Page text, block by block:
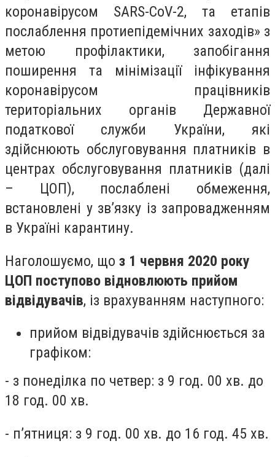
коронавірусом SARS-CoV-2, та етапів
послаблення протиепідемічних заходів» з
метою профілактики, запобігання
поширення та мінімізації інфікування
коронавірусом працівників
територіальних органів Державної
податкової служби України, які
здійснюють обслуговування платників в
центрах обслуговування платників (далі
– ЦОП), послаблені обмеження,
встановлені у зв’язку із запровадженням
в Україні карантину.
Наголошуємо, що з 1 червня 2020 року
ЦОП поступово відновлюють прийом
відвідувачів, із врахуванням наступного:
прийом відвідувачів здійснюється за
графіком:
- з понеділка по четвер: з 9 год. 00 хв. до
18 год. 00 хв.
- п’ятниця: з 9 год. 00 хв. до 16 год. 45 хв.